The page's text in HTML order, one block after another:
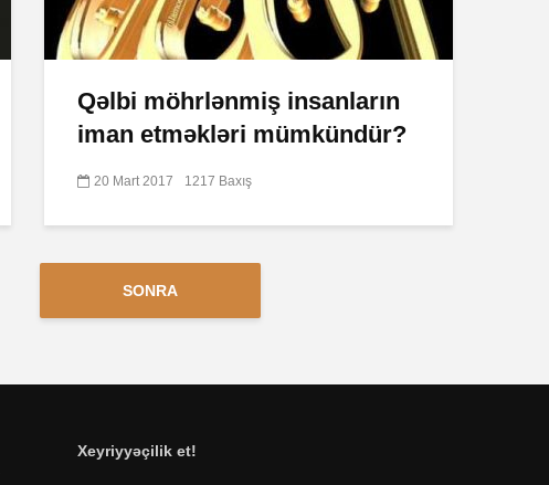
Qəlbi möhrlənmiş insanların
iman etməkləri mümkündür?
20 Mart 2017 1217 Baxış
SONRA
Xeyriyyəçilik et!